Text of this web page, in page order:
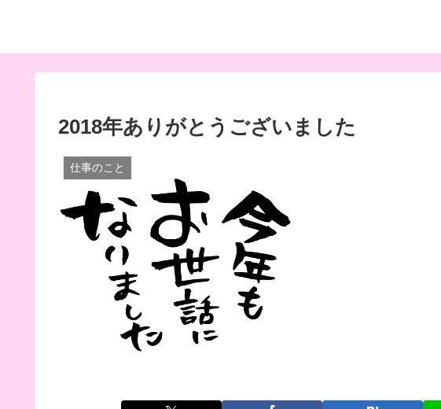
2018年ありがとうございました
仕事のこと